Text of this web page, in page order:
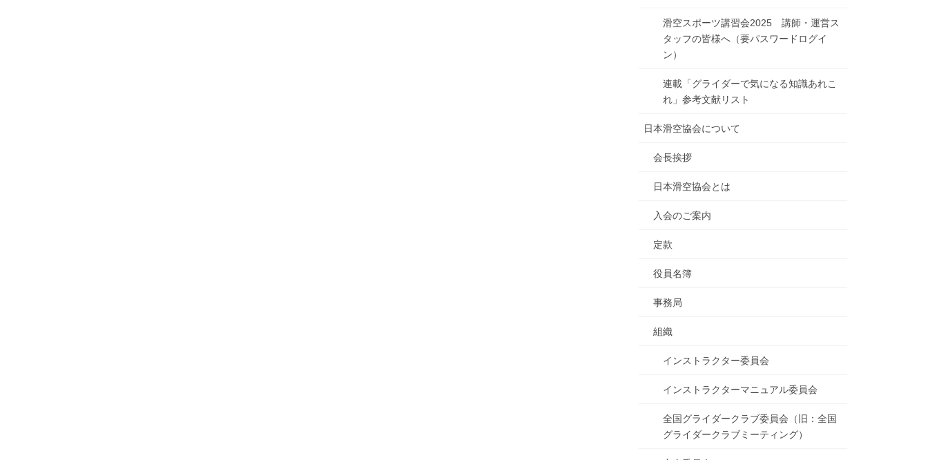
滑空スポーツ講習会2025 講師・運営ス
タッフの皆様へ（要パスワードログイ
ン）
連載「グライダーで気になる知識あれこ
れ」参考文献リスト
日本滑空協会について
会長挨拶
日本滑空協会とは
入会のご案内
定款
役員名簿
事務局
組織
インストラクター委員会
インストラクターマニュアル委員会
全国グライダークラブ委員会（旧：全国
グライダークラブミーティング）